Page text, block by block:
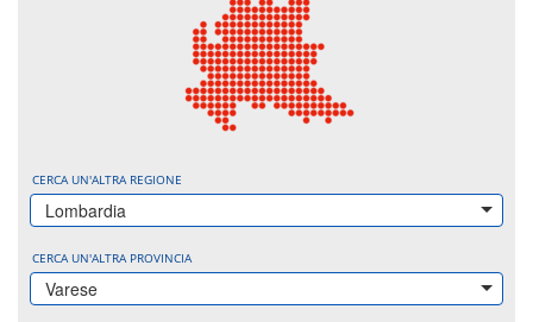
CERCA UN'ALTRA REGIONE
Lombardia
CERCA UN'ALTRA PROVINCIA
Varese